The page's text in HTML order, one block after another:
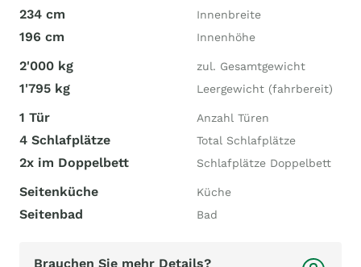
234 cm Innenbreite
196 cm Innenhöhe
2'000 kg zul. Gesamtgewicht
1'795 kg Leergewicht (fahrbereit)
1 Tür Anzahl Türen
4 Schlafplätze Total Schlafplätze
2x im Doppelbett Schlafplätze Doppelbett
Seitenküche Küche
Seitenbad Bad
Brauchen Sie mehr Details?